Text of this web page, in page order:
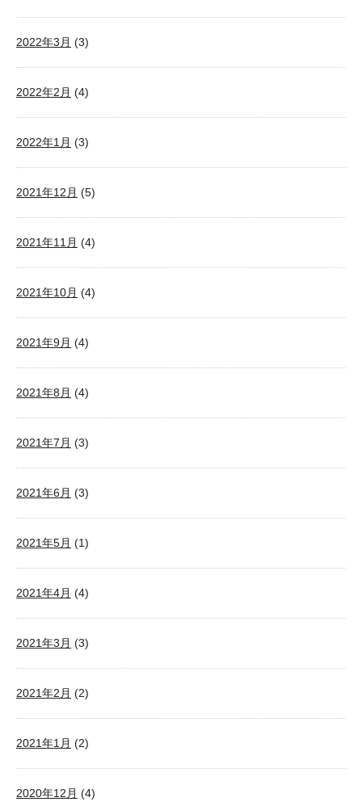
2022年3月 (3)
2022年2月 (4)
2022年1月 (3)
2021年12月 (5)
2021年11月 (4)
2021年10月 (4)
2021年9月 (4)
2021年8月 (4)
2021年7月 (3)
2021年6月 (3)
2021年5月 (1)
2021年4月 (4)
2021年3月 (3)
2021年2月 (2)
2021年1月 (2)
2020年12月 (4)